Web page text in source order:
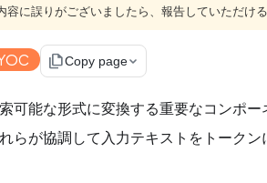
に誤りがございましたら、報告していただける
file_copyCopy page
可能な形式に変換する重要なコンポ
らが協調して入力テキストをトークン